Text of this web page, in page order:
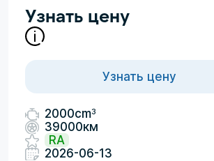
Узнать цену
Узнать цену
2000cm3
39000км
RA
2026-06-13